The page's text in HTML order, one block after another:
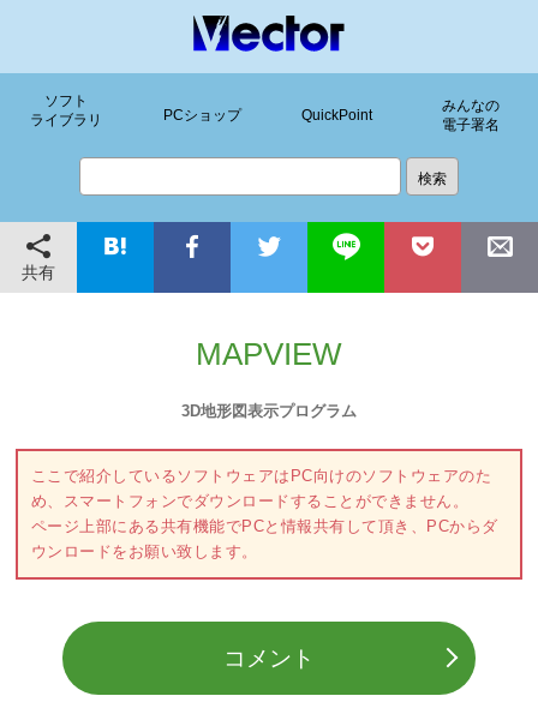
ソフト
ライブラリ
PCショップ QuickPoint
みんなの
電子署名
共有
MAPVIEW
3D地形図表示プログラム
ここで紹介しているソフトウェアはPC向けのソフトウェアのた
め、スマートフォンでダウンロードすることができません。
ページ上部にある共有機能でPCと情報共有して頂き、PCからダ
ウンロードをお願い致します。
コメント